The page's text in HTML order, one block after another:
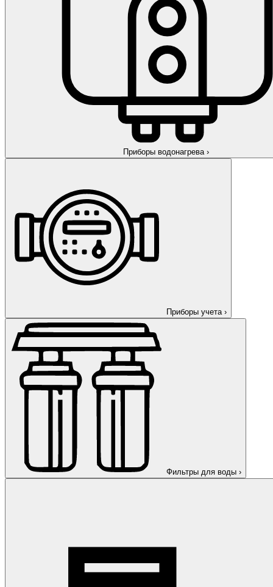
Приборы водонагрева ›
Приборы учета ›
Фильтры для воды ›